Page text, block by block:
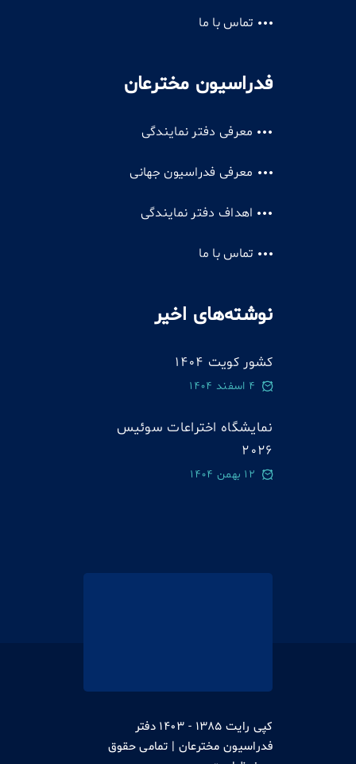
تماس با ما
فدراسیون مخترعان
معرفی دفتر نمایندگی
معرفی فدراسیون جهانی
اهداف دفتر نمایندگی
تماس با ما
نوشته‌های اخیر
کشور کویت 1404
4 اسفند 1404
نمایشگاه اختراعات سوئيس
2026
12 بهمن 1404
کپی رایت 1385 - 1403 دفتر
فدراسیون مخترعان | تمامی حقوق